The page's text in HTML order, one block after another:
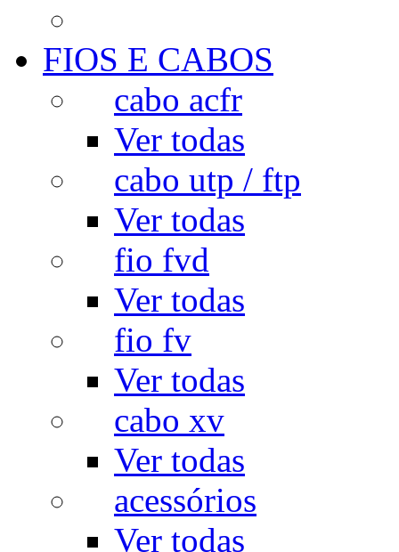
FIOS E CABOS
cabo acfr
Ver todas
cabo utp / ftp
Ver todas
fio fvd
Ver todas
fio fv
Ver todas
cabo xv
Ver todas
acessórios
Ver todas